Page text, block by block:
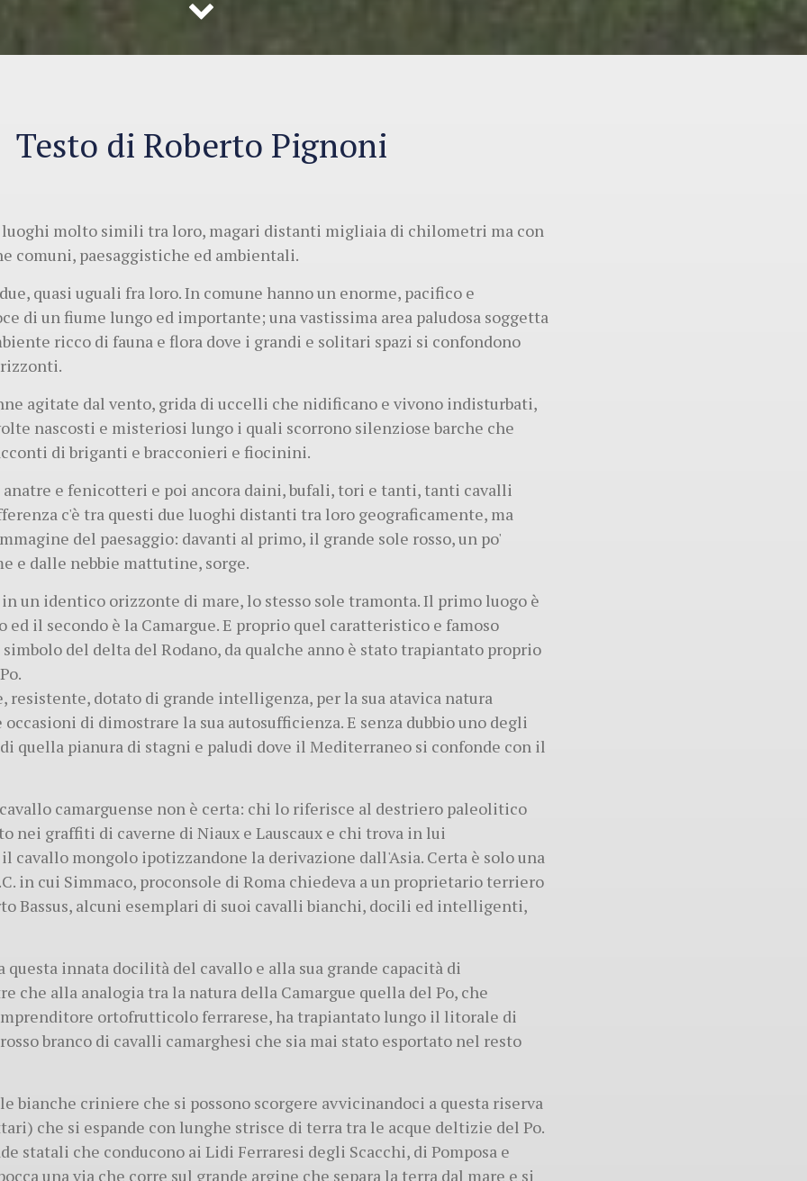
Testo di Roberto Pignoni
luoghi molto simili tra loro, magari distanti migliaia di chilometri ma con
comuni, paesaggistiche ed ambientali.
quasi uguali fra loro. In comune hanno un enorme, pacifico e
di un fiume lungo ed importante; una vastissima area paludosa soggetta
ricco di fauna e flora dove i grandi e solitari spazi si confondono
agitate dal vento, grida di uccelli che nidificano e vivono indisturbati,
nascosti e misteriosi lungo i quali scorrono silenziose barche che
di briganti e bracconieri e fiocinini.
e fenicotteri e poi ancora daini, bufali, tori e tanti, tanti cavalli
c'è tra questi due luoghi distanti tra loro geograficamente, ma
del paesaggio: davanti al primo, il grande sole rosso, un po'
e dalle nebbie mattutine, sorge.
un identico orizzonte di mare, lo stesso sole tramonta. Il primo luogo è
ed il secondo è la Camargue. E proprio quel caratteristico e famoso
del delta del Rodano, da qualche anno è stato trapiantato proprio
resistente, dotato di grande intelligenza, per la sua atavica natura
di dimostrare la sua autosufficienza. E senza dubbio uno degli
quella pianura di stagni e paludi dove il Mediterraneo si confonde con il
camarguense non è certa: chi lo riferisce al destriero paleolitico
nei graffiti di caverne di Niaux e Lauscaux e chi trova in lui
cavallo mongolo ipotizzandone la derivazione dall'Asia. Certa è solo una
in cui Simmaco, proconsole di Roma chiedeva a un proprietario terriero
Bassus, alcuni esemplari di suoi cavalli bianchi, docili ed intelligenti,
questa innata docilità del cavallo e alla sua grande capacità di
che alla analogia tra la natura della Camargue quella del Po, che
ortofrutticolo ferrarese, ha trapiantato lungo il litorale di
branco di cavalli camarghesi che sia mai stato esportato nel resto
bianche criniere che si possono scorgere avvicinandoci a questa riserva
che si espande con lunghe strisce di terra tra le acque deltizie del Po.
statali che conducono ai Lidi Ferraresi degli Scacchi, di Pomposa e
una via che corre sul grande argine che separa la terra dal mare e si